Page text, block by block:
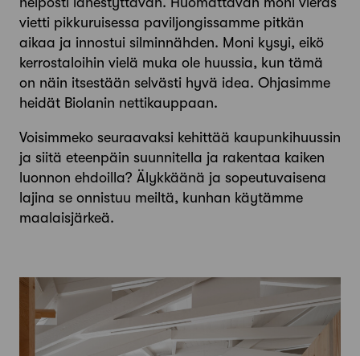
vietti pikku­ruisessa paviljongissamme pitkän
aikaa ja innostui silminnähden. Moni kysyi, eikö
kerrostaloihin vielä muka ole huussia, kun tämä
on näin itsestään selvästi hyvä idea. Ohjasimme
heidät Biolanin nettikauppaan.
Voisimmeko seuraavaksi kehittää kaupunkihuussin
ja siitä eteenpäin suunnitella ja rakentaa kaiken
luonnon ehdoilla? Älykkäänä ja sopeutuvaisena
lajina se onnistuu meiltä, kunhan käytämme
maalaisjärkeä.